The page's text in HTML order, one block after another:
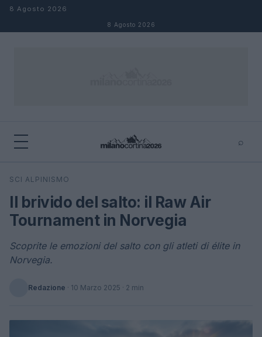
Salta al contenuto
8 Agosto 2026
8 Agosto 2026
⌕
Cerca
SCI ALPINISMO
Il brivido del salto: il Raw Air
Tournament in Norvegia
Scoprite le emozioni del salto con gli atleti di élite in
Norvegia.
Redazione · 10 Marzo 2025 · 2 min